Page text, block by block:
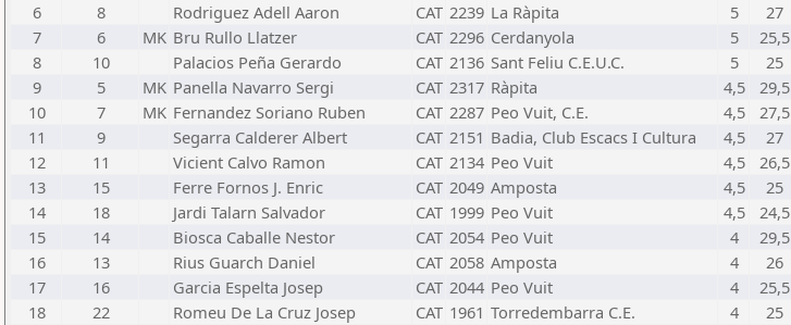
6
8 Rodriguez Adell Aaron CAT 2239 La Ràpita 5 27
7
6 MK Bru Rullo Llatzer CAT 2296 Cerdanyola 5 25,5
8
10 Palacios Peña Gerardo CAT 2136 Sant Feliu C.E.U.C. 5 25
9
5 MK Panella Navarro Sergi CAT 2317 Ràpita 4,5 29,5
10
7 MK Fernandez Soriano Ruben CAT 2287 Peo Vuit, C.E. 4,5 27,5
11
9 Segarra Calderer Albert CAT 2151 Badia, Club Escacs I Cultura 4,5 27
12
11 Vicient Calvo Ramon CAT 2134 Peo Vuit 4,5 26,5
13
15 Ferre Fornos J. Enric CAT 2049 Amposta 4,5 25
14
18 Jardi Talarn Salvador CAT 1999 Peo Vuit 4,5 24,5
15
14 Biosca Caballe Nestor CAT 2054 Peo Vuit 4 29,5
16
13 Rius Guarch Daniel CAT 2058 Amposta 4 26
17
16 Garcia Espelta Josep CAT 2044 Peo Vuit 4 25,5
18
22 Romeu De La Cruz Josep CAT 1961 Torredembarra C.E. 4 25